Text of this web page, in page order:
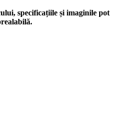
specificațiile și imaginile pot